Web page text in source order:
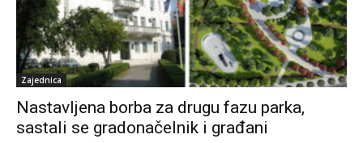
Zajednica
Nastavljena borba za drugu fazu parka,
sastali se gradonačelnik i građani